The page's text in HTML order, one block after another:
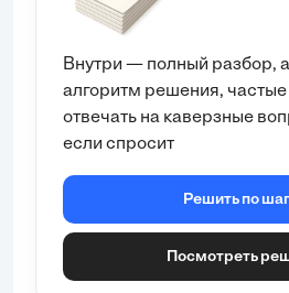
2. Найти
Тангенциальное ускорение
3. Решение
Поскольку тангенциальное
постоянно, мы можем
движения.
Шаг 1: Перевод угла
Сначала переведем число
Внутри — полный разбор,
алгоритм решения,
отвечать на каверзные
если спросит
Решить по
Посмотреть